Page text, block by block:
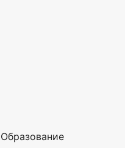
Образование